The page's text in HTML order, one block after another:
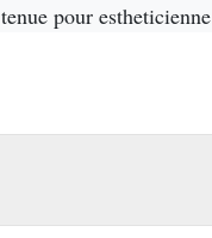
tenue pour estheticienne